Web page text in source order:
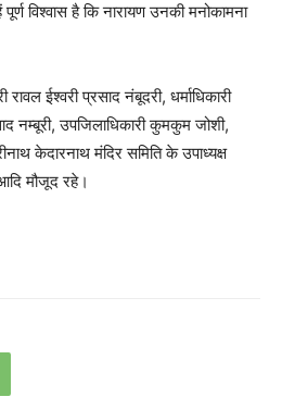
विश्वास है कि नारायण उनकी मनोकामना
ईश्वरी प्रसाद नंबूदरी, धर्माधिकारी
नम्बूरी, उपजिलाधिकारी कुमकुम जोशी,
केदारनाथ मंदिर समिति के उपाध्यक्ष
मौजूद रहे।